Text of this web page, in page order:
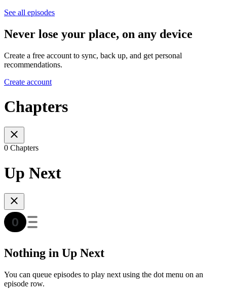
See all episodes
Never lose your place, on any device
Create a free account to sync, back up, and get personal
recommendations.
Create account
Chapters
0 Chapters
Up Next
Nothing in Up Next
You can queue episodes to play next using the dot menu on an
episode row.